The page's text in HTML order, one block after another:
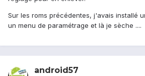
Sur les roms précédentes, j'avais installé
un menu de paramétrage et là je sèche ....
android57